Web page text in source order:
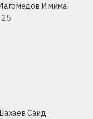
Имима
Саид